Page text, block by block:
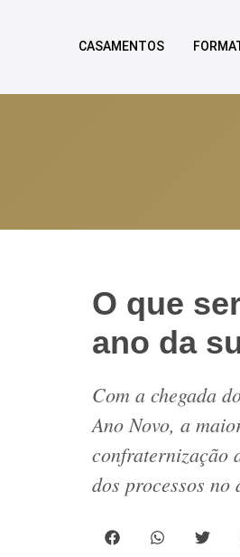
CASAMENTOS
O que
ano da
Com a chegada
Ano Novo, a
confraternização
dos processos no